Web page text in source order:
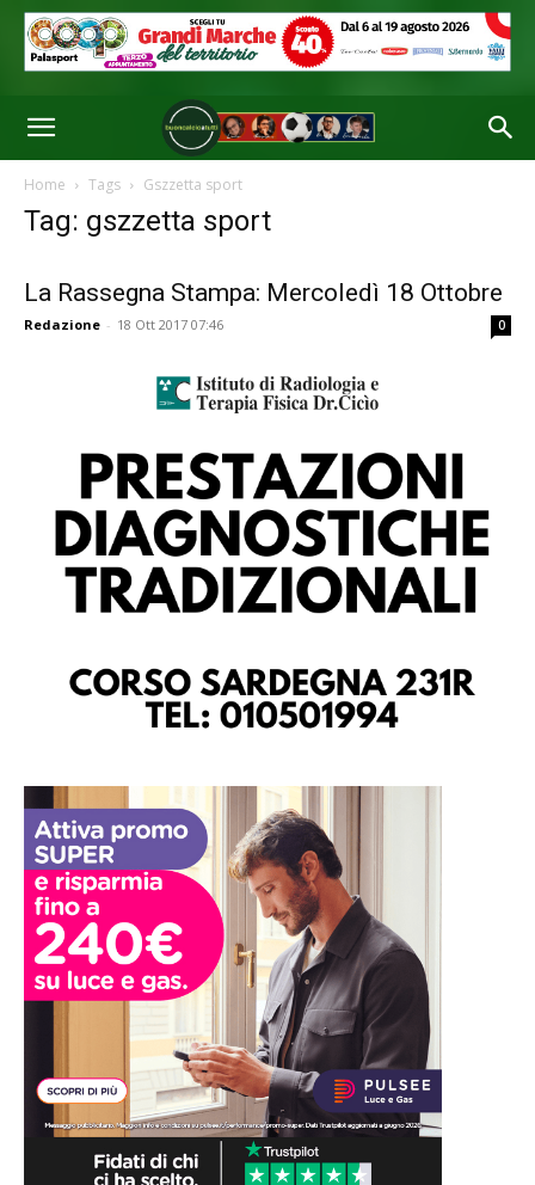
Home Tags Gszzetta sport
Tag: gszzetta sport
La Rassegna Stampa: Mercoledì 18 Ottobre
Redazione - 18 Ott 2017 07:46 0